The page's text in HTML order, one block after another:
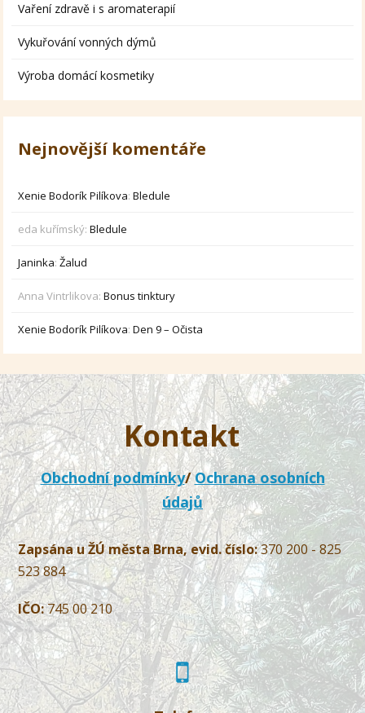
Vaření zdravě i s aromaterapií
Vykuřování vonných dýmů
Výroba domácí kosmetiky
Nejnovější komentáře
Xenie Bodorík Pilíkova:Bledule
eda kuřímský:Bledule
Janinka:Žalud
Anna Vintrlikova:Bonus tinktury
Xenie Bodorík Pilíkova:Den 9 – Očista
Kontakt
Obchodní podmínky/Ochrana osobních
údajů
Zapsána u ŽÚ města Brna, evid. číslo:370 200 - 825
523 884
IČO:745 00 210